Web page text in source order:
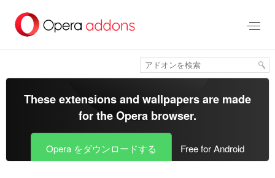
メ
ツ
These extensions and wallpapers are made
for theOpera browser.
Opera をダウンロードする Free for Android